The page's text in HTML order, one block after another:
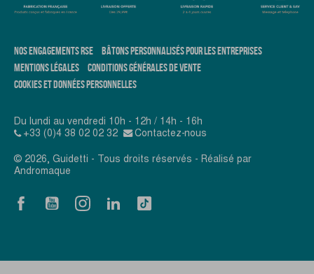
NOS ENGAGEMENTS RSE
BÂTONS PERSONNALISÉS POUR LES ENTREPRISES
MENTIONS LÉGALES
CONDITIONS GÉNÉRALES DE VENTE
COOKIES ET DONNÉES PERSONNELLES
Du lundi au vendredi 10h - 12h / 14h - 16h
+33 (0)4 38 02 02 32
Contactez-nous
© 2026, Guidetti - Tous droits réservés - Réalisé par
Andromaque